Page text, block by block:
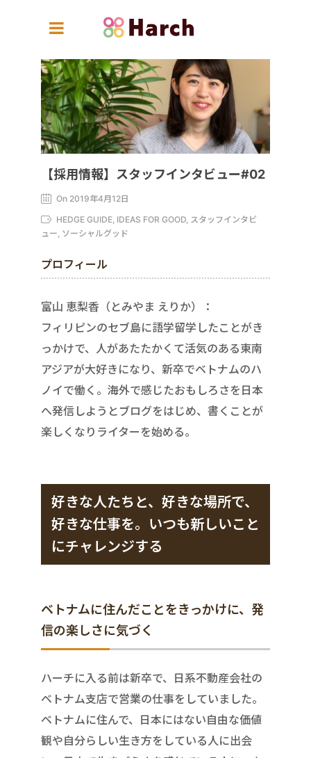
【採用情報】スタッフインタビュー#02
On 2019年4月12日
HEDGE GUIDE, IDEAS FOR GOOD, スタッフインタビ
ュー, ソーシャルグッド
プロフィール
富山 恵梨香（とみやま えりか）：
フィリピンのセブ島に語学留学したことがき
っかけで、人があたたかくて活気のある東南
アジアが大好きになり、新卒でベトナムのハ
ノイで働く。海外で感じたおもしろさを日本
へ発信しようとブログをはじめ、書くことが
楽しくなりライターを始める。
好きな人たちと、好きな場所で、
好きな仕事を。いつも新しいこと
にチャレンジする
ベトナムに住んだことをきっかけに、発
信の楽しさに気づく
ハーチに入る前は新卒で、日系不動産会社の
ベトナム支店で営業の仕事をしていました。
ベトナムに住んで、日本にはない自由な価値
観や自分らしい生き方をしている人に出会